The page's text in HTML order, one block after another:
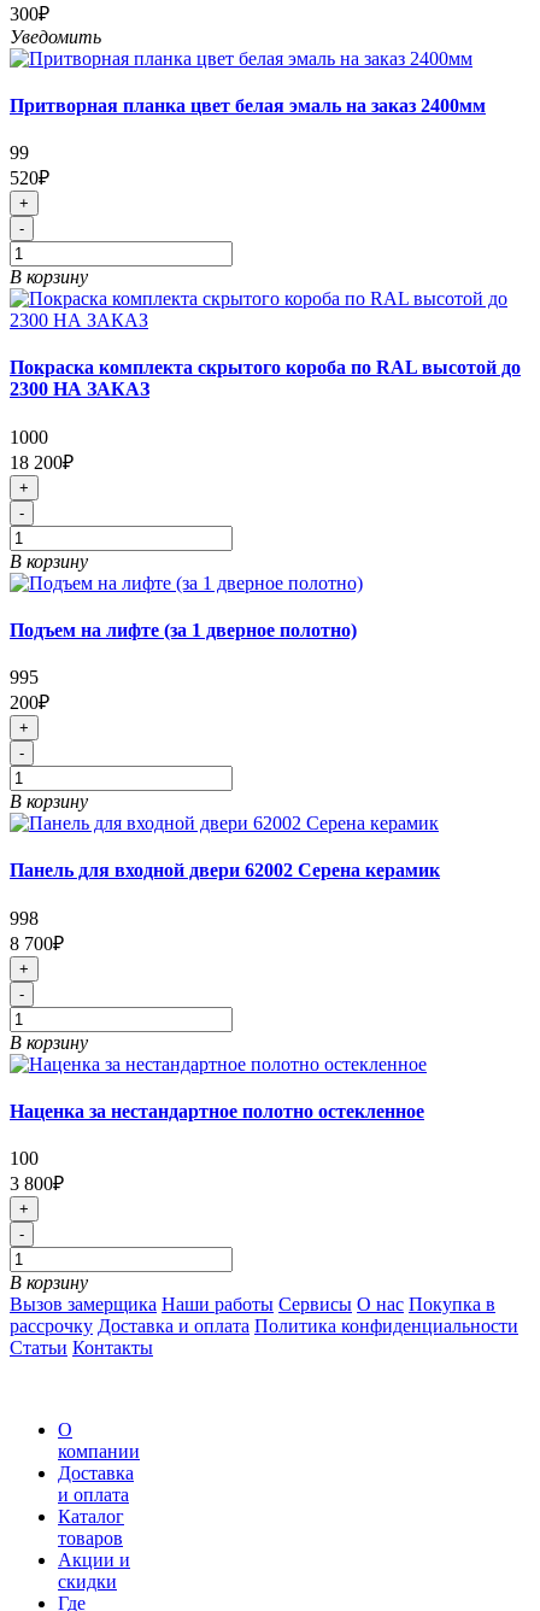
300₽
Уведомить
Притворная планка цвет белая эмаль на заказ 2400мм
99
520₽
+
-
В корзину
Покраска комплекта скрытого короба по RAL высотой до
2300 НА ЗАКАЗ
1000
18 200₽
+
-
В корзину
Подъем на лифте (за 1 дверное полотно)
995
200₽
+
-
В корзину
Панель для входной двери 62002 Серена керамик
998
8 700₽
+
-
В корзину
Наценка за нестандартное полотно остекленное
100
3 800₽
+
-
В корзину
Вызов замерщика Наши работы Сервисы О нас Покупка в
рассрочку Доставка и оплата Политика конфиденциальности
Статьи Контакты
О
компании
Доставка
и оплата
Каталог
товаров
Акции и
скидки
Где